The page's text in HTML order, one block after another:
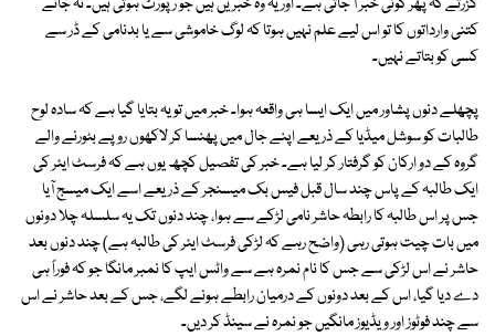
کتنی وارداتوں کا تو اس لیے علم نہیں ہوتا کہ لوگ خاموشی سے یا بدنامی کے ڈر سے
کسی کو بتاتے نہیں۔
پچھلے دنوں پشاور میں ایک ایسا ہی واقعہ ہوا۔ خبر میں تو یہ بتایا گیا ہے کہ سادہ لوح
طالبات کو سوشل میڈیا کے ذریعے اپنے جال میں پھنسا کر لاکھوں روپے بٹورنے والے
گروہ کے دو ارکان کو گرفتار کر لیا ہے۔ خبر کی تفصیل کچھ یوں ہے کہ فرسٹ ایئر کی
ایک طالبہ کے پاس چند سال قبل فیس بک میسنجر کے ذریعے اسے ایک میسج آیا
جس پر اس طالبہ کا رابطہ حاشر نامی لڑکے سے ہوا، چند دنوں تک یہ سلسلہ چلا دونوں
میں بات چیت ہوتی رہی (واضح رہے کہ لڑکی فرسٹ ایئر کی طالبہ ہے) چند دنوں بعد
حاشر نے اس لڑکی سے جس کا نام نمرہ ہے سے واٹس ایپ کا نمبر مانگا جو کہ فوراً ہی
دے دیا گیا، اس کے بعد دونوں کے درمیان رابطے ہونے لگے، جس کے بعد حاشر نے اس
سے چند فوٹوز اور ویڈیوز مانگیں جو نمرہ نے سینڈ کر دیں۔